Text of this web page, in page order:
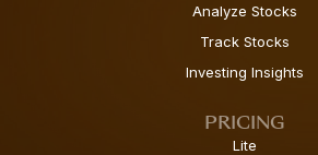
Analyze Stocks
Track Stocks
Investing Insights
PRICING
Lite